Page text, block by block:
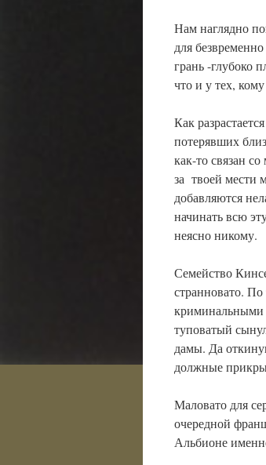
Нам наглядно
для
грань -глубоко
что и у тех,
Как
потерявших
как-то связан
за твоей мести
добавляются
начинать всю
неясно никому.
Семейство
странновато.
криминальными
туповатый
дамы. Да
должные
Маловато для
очередной
Альбионе